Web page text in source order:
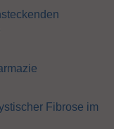
Fibrose im